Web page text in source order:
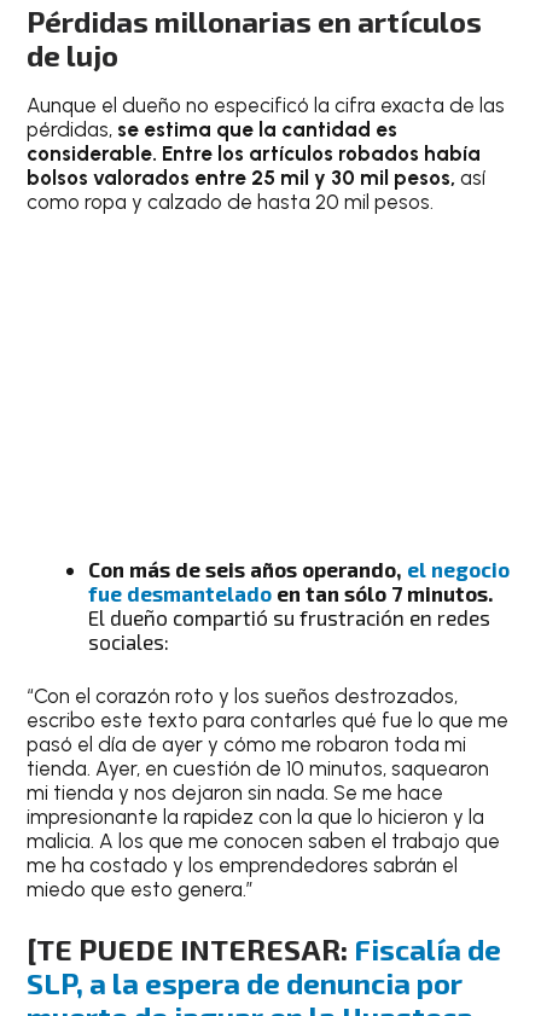
Pérdidas millonarias en artículos
de lujo
Aunque el dueño no especificó la cifra exacta de las
pérdidas, se estima que la cantidad es
considerable. Entre los artículos robados había
bolsos valorados entre 25 mil y 30 mil pesos,así
como ropa y calzado de hasta 20 mil pesos.
Con más de seis años operando, el negocio
fue desmantelado en tan sólo 7 minutos.
El dueño compartió su frustración en redes
sociales:
“Con el corazón roto y los sueños destrozados,
escribo este texto para contarles qué fue lo que me
pasó el día de ayer y cómo me robaron toda mi
tienda. Ayer, en cuestión de 10 minutos, saquearon
mi tienda y nos dejaron sin nada. Se me hace
impresionante la rapidez con la que lo hicieron y la
malicia. A los que me conocen saben el trabajo que
me ha costado y los emprendedores sabrán el
miedo que esto genera.”
[TE PUEDE INTERESAR: Fiscalía de
SLP, a la espera de denuncia por